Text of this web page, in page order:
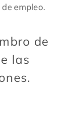
empleo.
de
las